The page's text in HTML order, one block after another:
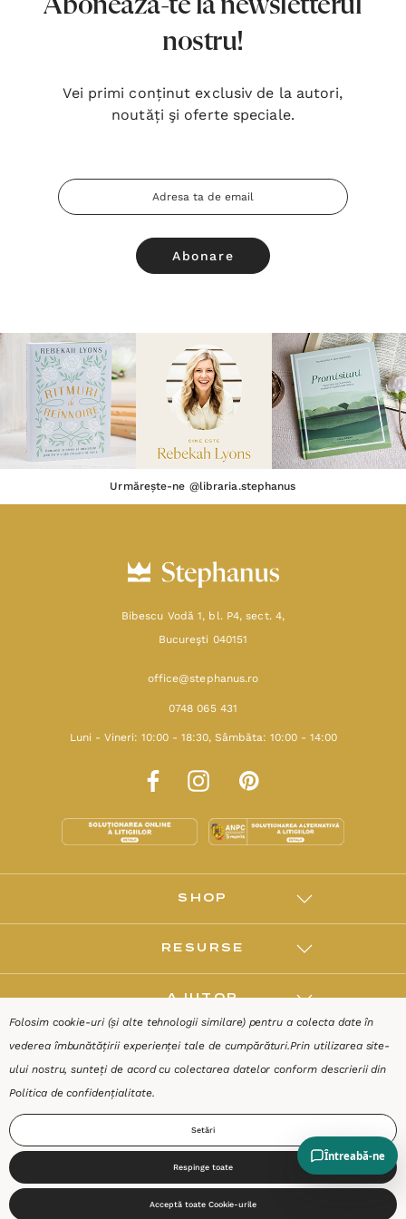
nostru!
Vei primi conținut exclusiv de la autori,
noutăți şi oferte speciale.
Adresa
Email
Urmărește-ne @libraria.stephanus
Bibescu Vodă 1, bl. P4, sect. 4,
Bucureşti 040151
office@stephanus.ro
0748 065 431
Luni - Vineri: 10:00 - 18:30, Sâmbăta: 10:00 - 14:00
SHOP
RESURSE
AJUTOR
DESPRE
Folosim cookie-uri (și alte tehnologii similare) pentru a colecta date în
vederea îmbunătățirii experienței tale de cumpărături.Prin utilizarea site-
ului nostru, sunteți de acord cu colectarea datelor conform descrierii din
Politica de confidențialitate.
Setări
Respinge toate
Acceptă toate Cookie-urile